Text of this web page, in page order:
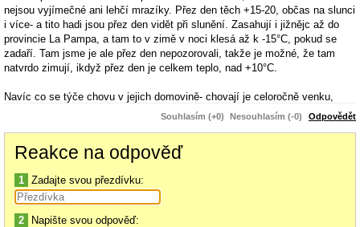
nejsou vyjímečné ani lehčí mrazíky. Přez den těch +15-20, občas na slunci
i více- a tito hadi jsou přez den vidět při slunění. Zasahují i jižnějc až do
provincie La Pampa, a tam to v zimě v noci klesá až k -15°C, pokud se
zadaří. Tam jsme je ale přez den nepozorovali, takže je možné, že tam
natvrdo zimují, ikdyž přez den je celkem teplo, nad +10°C.
Navíc co se týče chovu v jejich domovině- chovají je celoročně venku,
jenom s bezmrazým úkrytem. Znám tam poměrně hodně teraristů (celkem
pochopitelně), a B.c.o je tam nejčastěji chovaný poddruh hrozna, také
nedostatku prostoru, ale výhledově je plánujeme pořídit do zoo.
Souhlasím (+0) Nesouhlasím (-0) Odpovědět
Reakce na odpověď
1 Zadajte svou přezdívku:
2 Napište svou odpověď: